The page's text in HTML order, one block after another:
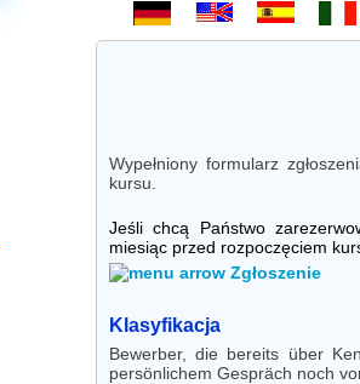
Wypełniony formularz
kursu.
Jeśli chcą Państwo
miesiąc przed rozpoczęciem
Zgłoszenie
Klasyfikacja
Bewerber, die bereits über
persönlichem Gespräch noch